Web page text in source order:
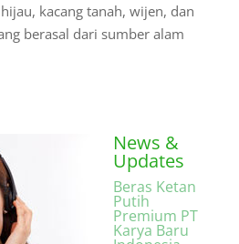
kacang tanah, wijen, dan
berasal dari sumber alam
News &
Updates
Beras Ketan
Putih
Premium PT
Karya Baru